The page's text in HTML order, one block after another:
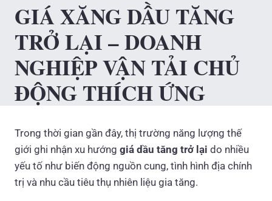
GIÁ XĂNG DẦU TĂNG
TRỞ LẠI – DOANH
NGHIỆP VẬN TẢI CHỦ
ĐỘNG THÍCH ỨNG
Trong thời gian gần đây, thị trường năng lượng thế
giới ghi nhận xu hướng giá dầu tăng trở lại do nhiều
yếu tố như biến động nguồn cung, tình hình địa chính
trị và nhu cầu tiêu thụ nhiên liệu gia tăng.